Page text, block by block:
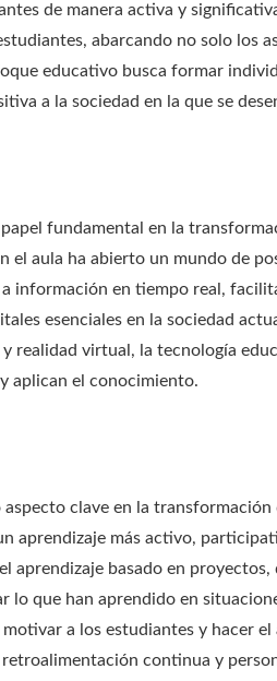
de manera activa y
abarcando no solo los
educativo busca formar
a la sociedad en la que se
fundamental en la
el aula ha abierto un mundo de
información en tiempo real,
esenciales en la sociedad
realidad virtual, la tecnología
aplican el conocimiento.
clave en la
aprendizaje más activo,
aprendizaje basado en
lo que han aprendido en
a los estudiantes y hacer
continua y